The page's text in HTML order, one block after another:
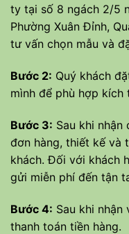
ty tại số 8 ngách 2/5
Phường Xuân Đỉnh,
tư vấn chọn mẫu và
Bước 2: Quý khách
mình để phù hợp kích
Bước 3: Sau khi
đơn hàng, thiết kế và
khách. Đối với khách
gửi miễn phí đến tận
Bước 4: Sau khi nhận
thanh toán tiền hàng.